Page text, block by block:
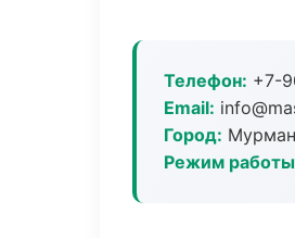
Телефон: +7-
Email:
Город:
Режим